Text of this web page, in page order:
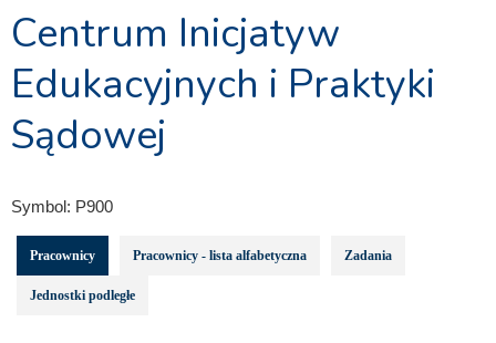
Centrum Inicjatyw
Edukacyjnych i Praktyki
Sądowej
Symbol: P900
Pracownicy Pracownicy - lista alfabetyczna Zadania
Jednostki podległe